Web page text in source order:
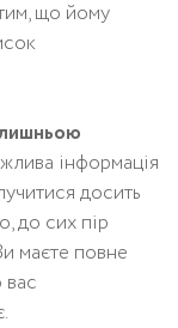
що йому
інформація
досить
до сих пір
маєте повне
вас